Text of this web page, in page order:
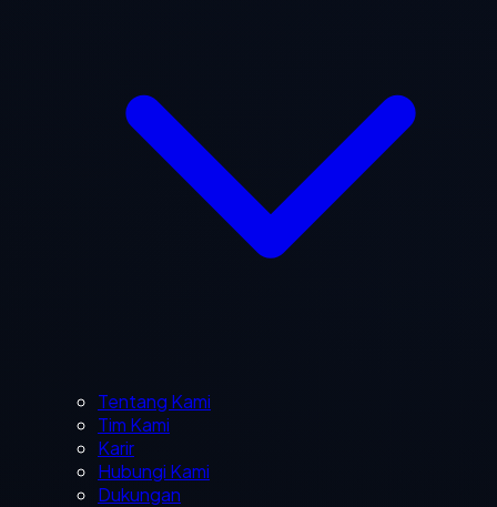
Tentang Kami
Tim Kami
Karir
Hubungi Kami
Dukungan